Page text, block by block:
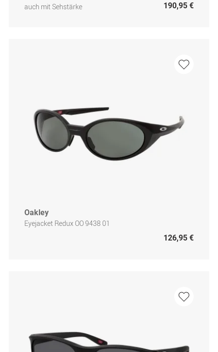
auch mit Sehstärke
190,95 €
Oakley
Eyejacket Redux OO 9438 01
126,95 €